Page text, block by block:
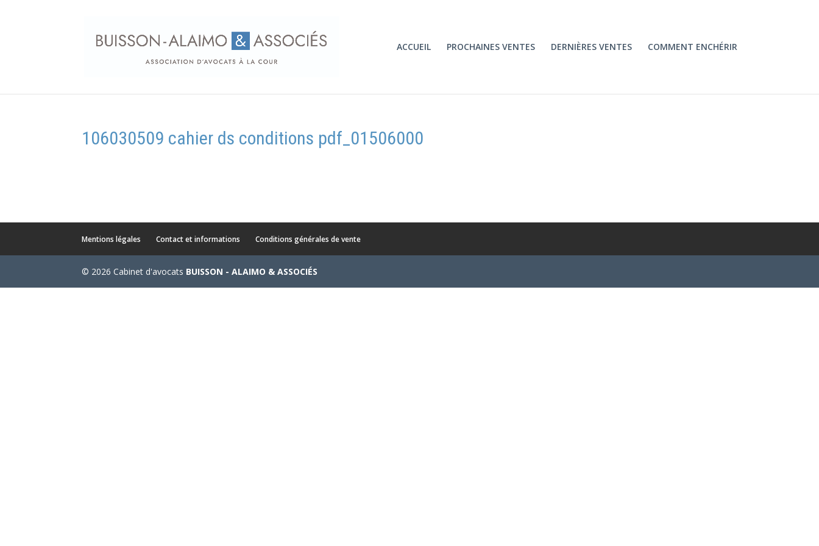
ACCUEIL PROCHAINES VENTES DERNIÈRES VENTES COMMENT ENCHÉRIR
106030509 cahier ds conditions pdf_01506000
Mentions légales Contact et informations Conditions générales de vente
© 2026 Cabinet d'avocats BUISSON - ALAIMO & ASSOCIÉS